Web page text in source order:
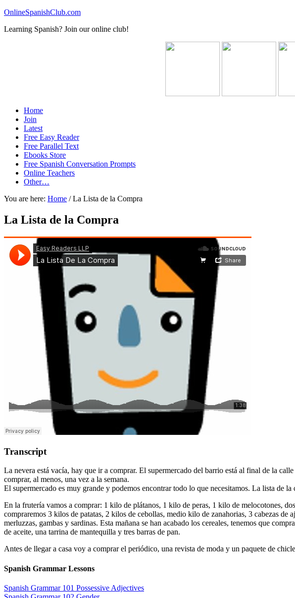
OnlineSpanishClub.com
Learning Spanish? Join our online club!
Home
Join
Latest
Free Easy Reader
Free Parallel Text
Ebooks Store
Free Spanish Conversation Prompts
Online Teachers
Other…
You are here: Home /La Lista de la Compra
La Lista de la Compra
Transcript
La nevera está vacía, hay que ir a comprar. El supermercado del barrio está al final de la
comprar, al menos, una vez a la semana.
El supermercado es muy grande y podemos encontrar todo lo que necesitamos. La lista de
En la frutería vamos a comprar: 1 kilo de plátanos, 1 kilo de peras, 1 kilo de melocotones,
compraremos 3 kilos de patatas, 2 kilos de cebollas, medio kilo de zanahorias, 3 cabezas
merluzzas, gambas y sardinas. Esta mañana se han acabado los cereales, tenemos que
de aceite, una tarrina de mantequilla y tres barras de pan.
Antes de llegar a casa voy a comprar el periódico, una revista de moda y un paquete de
Spanish Grammar Lessons
Spanish Grammar 101 Possessive Adjectives